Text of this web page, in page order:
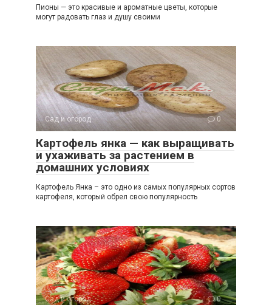
Пионы — это красивые и ароматные цветы, которые
могут радовать глаз и душу своими
Сад и огород 0
Картофель янка — как выращивать
и ухаживать за растением в
домашних условиях
Картофель Янка – это одно из самых популярных сортов
картофеля, который обрел свою популярность
Сад и огород 0